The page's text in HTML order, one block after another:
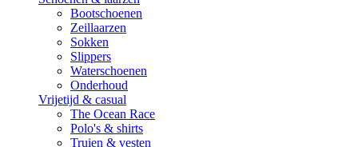
Bootschoenen
Zeillaarzen
Sokken
Slippers
Waterschoenen
Onderhoud
Vrijetijd & casual
The Ocean Race
Polo's & shirts
Truien & vesten